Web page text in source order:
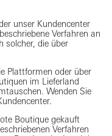
unser Kundencenter
Verfahren an
solcher, die über
Plattformen oder über
im Lieferland
Wenden Sie
Boutique gekauft
Verfahren